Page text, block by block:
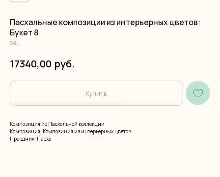
Пасхальные композиции из интерьерных цветов:
Букет 8
SKU:
17340,00 руб.
Купить
Композиция из Пасхальной коллекции
Композиция: Композиция из интерьерных цветов
Праздник: Пасха